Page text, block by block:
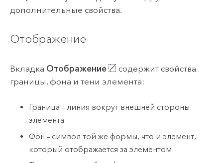
дополнительные свойства.
Отображение
Вкладка Отображение
содержит свойства
границы, фона и тени элемента:
Граница – линия вокруг внешней стороны
элемента
Фон – символ той же формы, что и элемент,
который отображается за элементом